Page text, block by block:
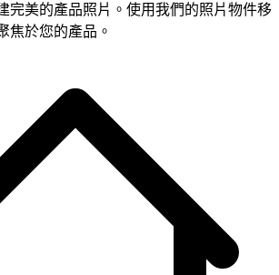
完美的產品照片。使用我們的照片物件移
焦於您的產品。